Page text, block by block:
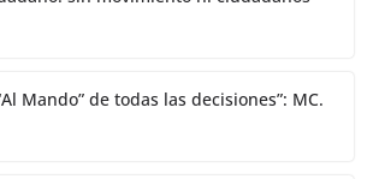
Mando” de todas las decisiones”: MC.